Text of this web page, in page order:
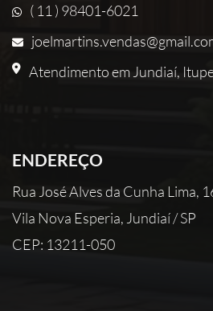
( 11 ) 98401-6021
Atendimento em Jundiaí,
ENDEREÇO
Rua José Alves da Cunha Lima,
Vila Nova Esperia, Jundiaí / SP
CEP: 13211-050